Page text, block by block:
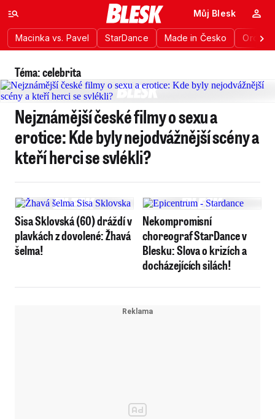
Macinka vs. Pavel StarDance Made in Česko
Můj Blesk
Téma: celebrita
Nejznámější české filmy o sexu a
erotice: Kde byly nejodvážnější scény a
kteří herci se svlékli?
Sisa Sklovská (60) dráždí v
plavkách z dovolené: Žhavá
šelma!
Nekompromisní
choreograf StarDance v
Blesku: Slova o krizích a
docházejících silách!